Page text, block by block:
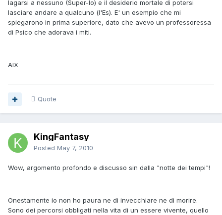
lagarsi a nessuno (Super-Io) e il desiderio mortale di potersi
lasciare andare a qualcuno (l'Es). E' un esempio che mi
spiegarono in prima superiore, dato che avevo un professoressa
di Psico che adorava i miti.
AlX
Quote
KingFantasy
Posted May 7, 2010
Wow, argomento profondo e discusso sin dalla "notte dei tempi"!
Onestamente io non ho paura ne di invecchiare ne di morire.
Sono dei percorsi obbligati nella vita di un essere vivente, quello